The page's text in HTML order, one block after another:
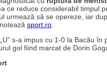
ce reduce considerabil timpul
urmează să se opereze, iar
sport.ro
s-a impus cu 1-0 la Bacău în
gol fiind marcat de Dorin